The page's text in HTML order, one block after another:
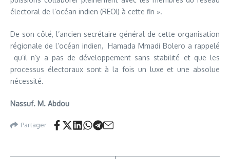
électoral de l’océan indien (REOI) à cette fin ».
De son côté, l’ancien secrétaire général de cette organisation
régionale de l’océan indien, Hamada Mmadi Bolero a rappelé
qu’il n’y a pas de développement sans stabilité et que les
processus électoraux sont à la fois un luxe et une absolue
nécessité.
Nassuf. M. Abdou
Partager